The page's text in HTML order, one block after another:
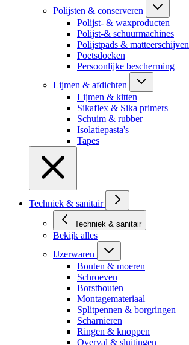
Polijsten & conserveren
Polijst- & waxproducten
Polijst-& schuurmachines
Polijstpads & matteerschijven
Poetsdoeken
Persoonlijke bescherming
Lijmen & afdichten
Lijmen & kitten
Sikaflex & Sika primers
Schuim & rubber
Isolatiepasta's
Tapes
Techniek & sanitair
Techniek & sanitair
Bekijk alles
IJzerwaren
Bouten & moeren
Schroeven
Borstbouten
Montagemateriaal
Splitpennen & borgringen
Scharnieren
Ringen & knoppen
Overval & sluitingen